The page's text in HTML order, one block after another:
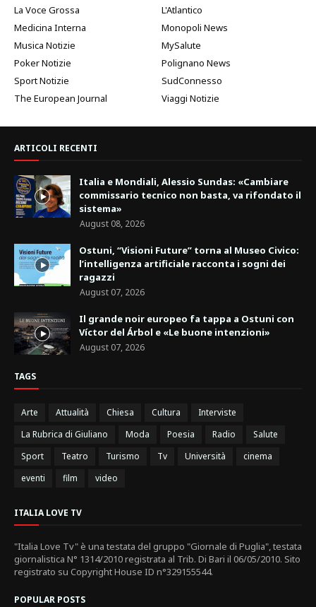
La Voce Grossa
L'Atlantico
Medicina Interna
Monopoli News
Musica Notizie
MySalute
Poker Notizie
Polignano News
Sport Notizie
SudConnesso
The European Journal
Viaggi Notizie
ARTICOLI RECENTI
Italia e Mondiali, Alessio Sundas: «Cambiare
commissario tecnico non basta, va rifondato il
sistema»
August 08, 2026
Ostuni, “Visioni Future” torna al Museo Civico:
l’intelligenza artificiale racconta i sogni dei
ragazzi
August 07, 2026
Il grande noir europeo fa tappa a Ostuni con
Víctor del Árbol e «Le buone intenzioni»
August 07, 2026
TAGS
Arte Attualità Chiesa Cultura
Interviste
La Rubrica di Giuliano
Moda Poesia Radio
Salute
Sport
Teatro Turismo Tv Università
cinema
eventi
film video
ITALIA LOVE TV
"Italia Love Tv" è una testata del gruppo "Giornale di Puglia", testata
giornalistica N° 1314/2010 registrata al Trib. Di Bari il 06/05/2010. Sito
registrato su Copyright House ID n°329155544.
POPULAR POSTS